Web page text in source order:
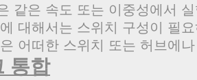
같은 속도 또는 이중성에서
대해서는 스위치 구성이 필
어떠한 스위치 또는 허브에
통합